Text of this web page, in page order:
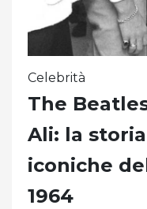
Celebrità
The
Ali: la
iconiche
1964